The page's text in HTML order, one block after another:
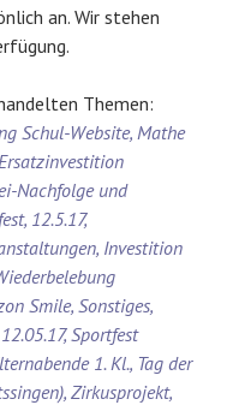
an. Wir stehen
Themen:
Schul-Website, Mathe
Nachfolge und
12.5.17,
Investition
Smile, Sonstiges,
Sportfest
1. Kl., Tag der
Zirkusprojekt,